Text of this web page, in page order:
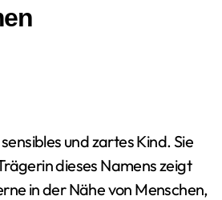
und zartes Kind. Sie
dieses Namens zeigt
in der Nähe von Menschen,